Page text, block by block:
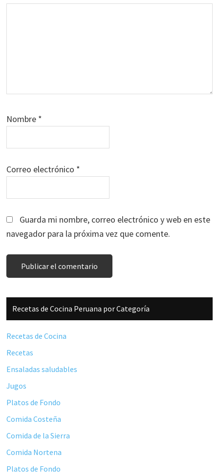
Nombre *
Correo electrónico *
Guarda mi nombre, correo electrónico y web en este
navegador para la próxima vez que comente.
Barra
lateral
principal
Recetas de Cocina Peruana por Categoría
Recetas de Cocina
Recetas
Ensaladas saludables
Jugos
Platos de Fondo
Comida Costeña
Comida de la Sierra
Comida Nortena
Platos de Fondo